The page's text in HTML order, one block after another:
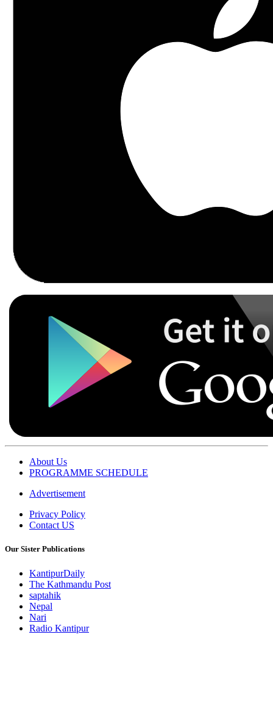
About Us
PROGRAMME SCHEDULE
Advertisement
Privacy Policy
Contact US
Our Sister Publications
KantipurDaily
The Kathmandu Post
saptahik
Nepal
Nari
Radio Kantipur